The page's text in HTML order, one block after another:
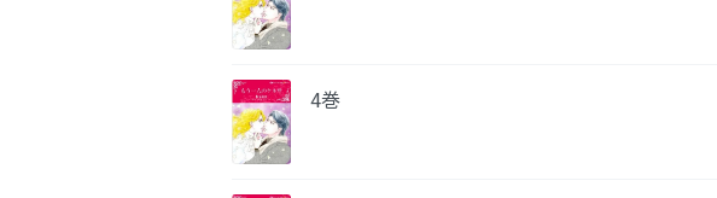
4巻